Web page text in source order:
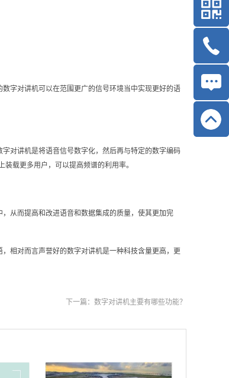
字对讲机可以在范围更广的信号环境当中实现更好的语
对讲机‍是将语音信号数字化，然后再与特定的数字编码
载更多用户，可以提高频谱的利用率。
从而提高和改进语音和数据集成的质量，使其更加完
相对而言声誉好的数字对讲机‍是一种科技含量更高，更
下一篇： 数字对讲机主要有哪些功能？